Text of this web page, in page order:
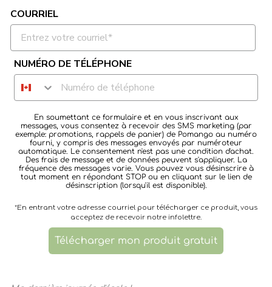
COURRIEL
NUMÉRO DE TÉLÉPHONE
En soumettant ce formulaire et en vous inscrivant aux
messages, vous consentez à recevoir des SMS marketing (par
exemple: promotions, rappels de panier) de Pomango au numéro
fourni, y compris des messages envoyés par numéroteur
automatique. Le consentement n'est pas une condition d'achat.
Des frais de message et de données peuvent s'appliquer. La
fréquence des messages varie. Vous pouvez vous désinscrire à
tout moment en répondant STOP ou en cliquant sur le lien de
désinscription (lorsqu'il est disponible).
*En entrant votre adresse courriel pour télécharger ce produit, vous
acceptez de recevoir notre infolettre.
Télécharger mon produit gratuit